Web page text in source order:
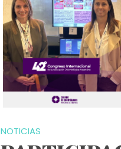
NOTICIAS